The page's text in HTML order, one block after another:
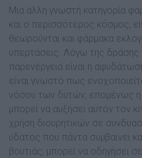
Μια άλλη γνωστή κατηγορία
και ο περισσότερος κόσμος,
θεωρούνται και φάρμακα
υπερτάσεις. Λόγω της δράσης
παρενέργεια είναι η
είναι γνωστό πως
νόσου των δυτών, επομένως
μπορεί να αυξήσει αυτόν τον
χρήση διουρητικών σε
ύδατος που πάντα συμβαίνει
βουτιάς, μπορεί να οδηγήσει